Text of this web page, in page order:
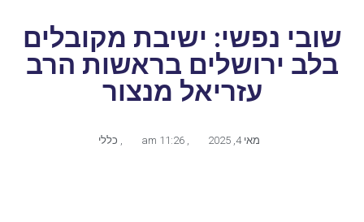
שובי נפשי: ישיבת מקובלים
בלב ירושלים בראשות הרב
עזריאל מנצור
מאי 4, 2025 ,
11:26 am
, כללי